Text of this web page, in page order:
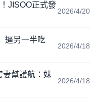
JISOO正式發
2026/4/20
逼另一半吃
2026/4/18
幫護航：妹
2026/4/18